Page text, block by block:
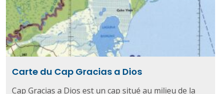
Carte du Cap Gracias a Dios
Cap Gracias a Dios est un cap situé au milieu de la